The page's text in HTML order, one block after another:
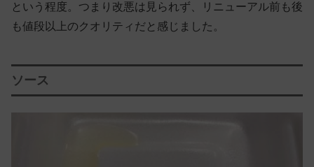
という程度。つまり改悪は見られず、リニューアル前も後
も値段以上のクオリティだと感じました。
ソース